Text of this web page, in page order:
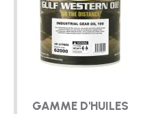
GAMME D'HUILES